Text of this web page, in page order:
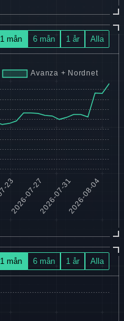
1 mån 6 mån 1 år Alla
1 mån 6 mån 1 år Alla